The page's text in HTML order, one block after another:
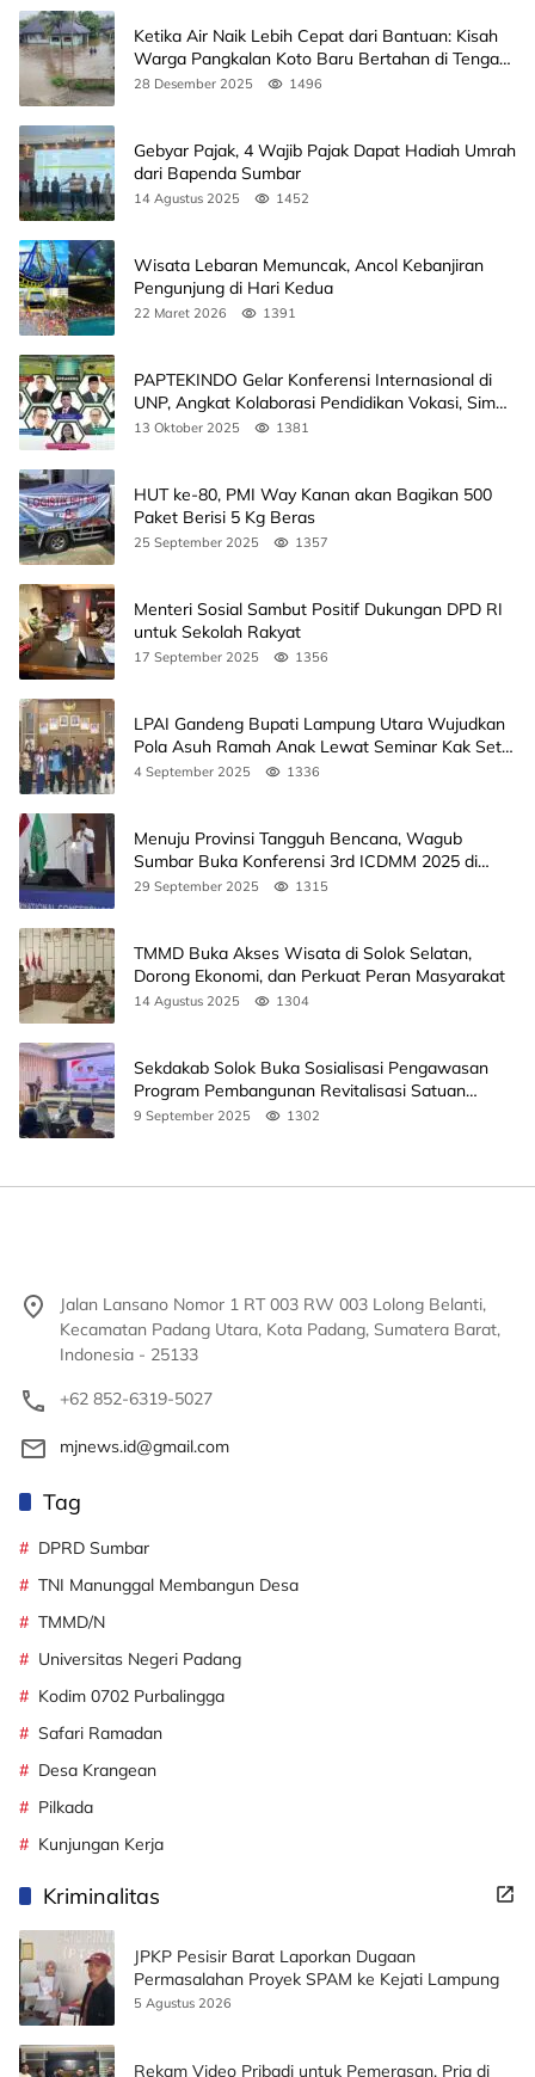
Ketika Air Naik Lebih Cepat dari Bantuan: Kisah
Warga Pangkalan Koto Baru Bertahan di Tengah
Banjir
28 Desember 2025 1496
Gebyar Pajak, 4 Wajib Pajak Dapat Hadiah Umrah
dari Bapenda Sumbar
14 Agustus 2025 1452
Wisata Lebaran Memuncak, Ancol Kebanjiran
Pengunjung di Hari Kedua
22 Maret 2026 1391
PAPTEKINDO Gelar Konferensi Internasional di
UNP, Angkat Kolaborasi Pendidikan Vokasi, Simak
Agendanya
13 Oktober 2025 1381
HUT ke-80, PMI Way Kanan akan Bagikan 500
Paket Berisi 5 Kg Beras
25 September 2025 1357
Menteri Sosial Sambut Positif Dukungan DPD RI
untuk Sekolah Rakyat
17 September 2025 1356
LPAI Gandeng Bupati Lampung Utara Wujudkan
Pola Asuh Ramah Anak Lewat Seminar Kak Seto,
Ini Jadwalnya
4 September 2025 1336
Menuju Provinsi Tangguh Bencana, Wagub
Sumbar Buka Konferensi 3rd ICDMM 2025 di
Unand
29 September 2025 1315
TMMD Buka Akses Wisata di Solok Selatan,
Dorong Ekonomi, dan Perkuat Peran Masyarakat
14 Agustus 2025 1304
Sekdakab Solok Buka Sosialisasi Pengawasan
Program Pembangunan Revitalisasi Satuan
Pendidikan
9 September 2025 1302
Jalan Lansano Nomor 1 RT 003 RW 003 Lolong Belanti,
Kecamatan Padang Utara, Kota Padang, Sumatera Barat,
Indonesia - 25133
+62 852-6319-5027
mjnews.id@gmail.com
Tag
DPRD Sumbar
TNI Manunggal Membangun Desa
TMMD/N
Universitas Negeri Padang
Kodim 0702 Purbalingga
Safari Ramadan
Desa Krangean
Pilkada
Kunjungan Kerja
Kriminalitas
JPKP Pesisir Barat Laporkan Dugaan
Permasalahan Proyek SPAM ke Kejati Lampung
5 Agustus 2026
Rekam Video Pribadi untuk Pemerasan, Pria di